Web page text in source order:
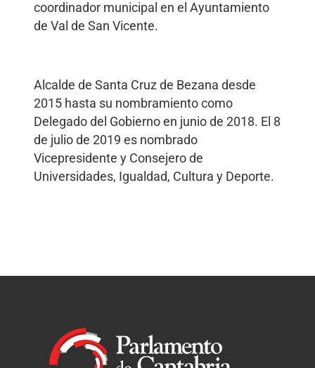
coordinador municipal en el Ayuntamiento
de Val de San Vicente.
Alcalde de Santa Cruz de Bezana desde
2015 hasta su nombramiento como
Delegado del Gobierno en junio de 2018. El 8
de julio de 2019 es nombrado
Vicepresidente y Consejero de
Universidades, Igualdad, Cultura y Deporte.